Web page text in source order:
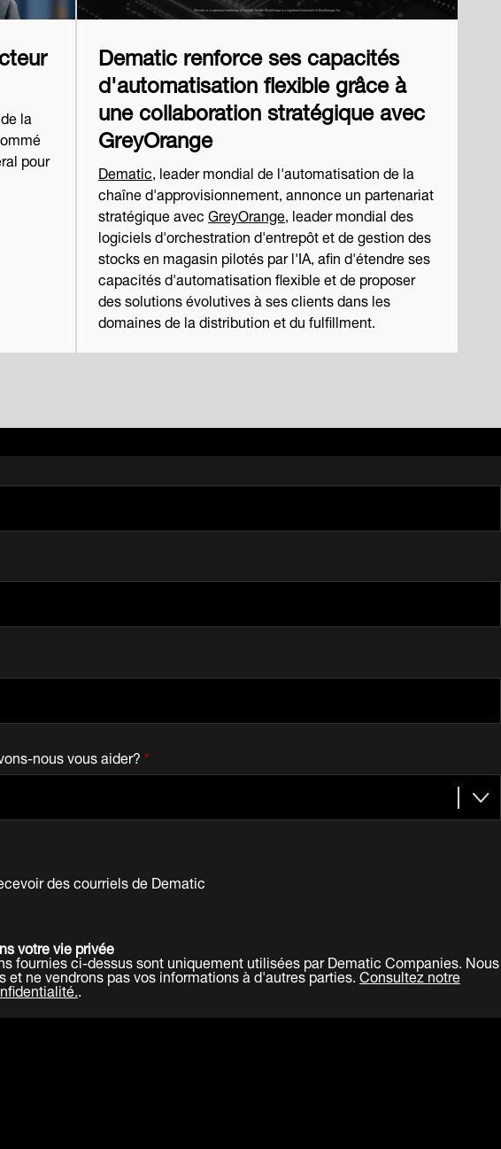
la
pour
Dematic renforce ses capacités
d'automatisation flexible grâce à
une collaboration stratégique avec
GreyOrange
Dematic, leader mondial de l'automatisation de la
chaîne d'approvisionnement, annonce un partenariat
stratégique avecGreyOrange, leader mondial des
logiciels d'orchestration d'entrepôt et de gestion des
stocks en magasin pilotés par l'IA, afin d'étendre ses
capacités d'automatisation flexible et de proposer
des solutions évolutives à ses clients dans les
domaines de la distribution et du fulfillment.
*
nous vous aider?
des courriels de Dematic
votre vie privée
fournies ci-dessus sont uniquement utilisées par Dematic Companies. Nous
et ne vendrons pas vos informations à d'autres parties.Consultez notre
.